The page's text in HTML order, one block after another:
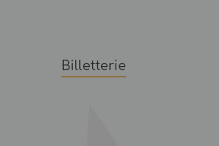
Billetterie